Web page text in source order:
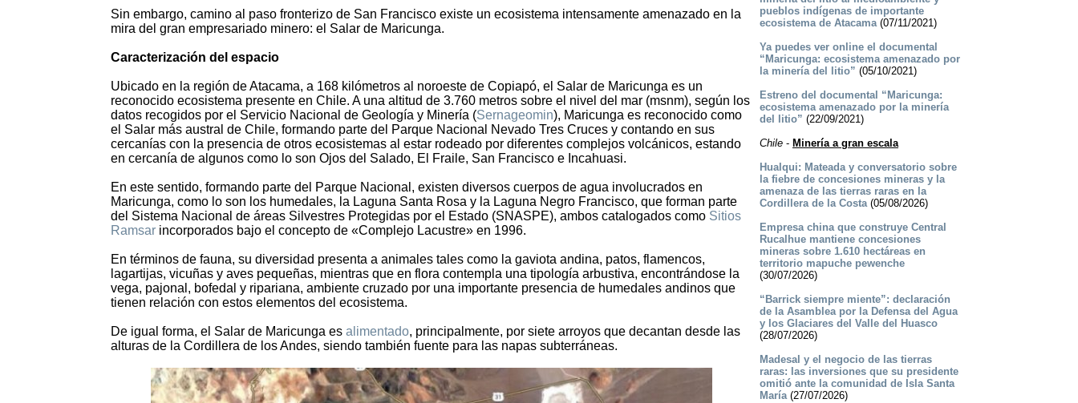
Sin embargo, camino al paso fronterizo de San Francisco existe un ecosistema intensamente amenazado en la
mira del gran empresariado minero: el Salar de Maricunga.
Caracterización del espacio
Ubicado en la región de Atacama, a 168 kilómetros al noroeste de Copiapó, el Salar de Maricunga es un
reconocido ecosistema presente en Chile. A una altitud de 3.760 metros sobre el nivel del mar (msnm), según los
datos recogidos por el Servicio Nacional de Geología y Minería (Sernageomin), Maricunga es reconocido como
el Salar más austral de Chile, formando parte del Parque Nacional Nevado Tres Cruces y contando en sus
cercanías con la presencia de otros ecosistemas al estar rodeado por diferentes complejos volcánicos, estando
en cercanía de algunos como lo son Ojos del Salado, El Fraile, San Francisco e Incahuasi.
En este sentido, formando parte del Parque Nacional, existen diversos cuerpos de agua involucrados en
Maricunga, como lo son los humedales, la Laguna Santa Rosa y la Laguna Negro Francisco, que forman parte
del Sistema Nacional de áreas Silvestres Protegidas por el Estado (SNASPE), ambos catalogados como Sitios
Ramsar incorporados bajo el concepto de «Complejo Lacustre» en 1996.
En términos de fauna, su diversidad presenta a animales tales como la gaviota andina, patos, flamencos,
lagartijas, vicuñas y aves pequeñas, mientras que en flora contempla una tipología arbustiva, encontrándose la
vega, pajonal, bofedal y ripariana, ambiente cruzado por una importante presencia de humedales andinos que
tienen relación con estos elementos del ecosistema.
De igual forma, el Salar de Maricunga es alimentado, principalmente, por siete arroyos que decantan desde las
alturas de la Cordillera de los Andes, siendo también fuente para las napas subterráneas.
pueblos indígenas de importante
ecosistema de Atacama(07/11/2021)
Ya puedes ver online el documental
“Maricunga: ecosistema amenazado por
la minería del litio” (05/10/2021)
Estreno del documental “Maricunga:
ecosistema amenazado por la minería
del litio” (22/09/2021)
Chile- Minería a gran escala
Hualqui: Mateada y conversatorio sobre
la fiebre de concesiones mineras y la
amenaza de las tierras raras en la
Cordillera de la Costa(05/08/2026)
Empresa china que construye Central
Rucalhue mantiene concesiones
mineras sobre 1.610 hectáreas en
territorio mapuche pewenche
(30/07/2026)
“Barrick siempre miente”: declaración
de la Asamblea por la Defensa del Agua
y los Glaciares del Valle del Huasco
(28/07/2026)
Madesal y el negocio de las tierras
raras: las inversiones que su presidente
omitió ante la comunidad de Isla Santa
María(27/07/2026)